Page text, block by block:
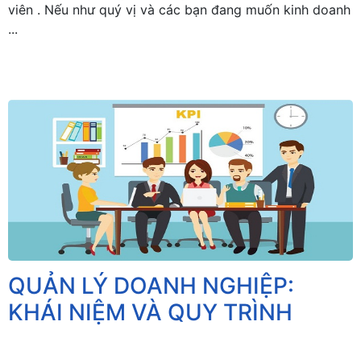
viên . Nếu như quý vị và các bạn đang muốn kinh doanh
...
QUẢN LÝ DOANH NGHIỆP:
KHÁI NIỆM VÀ QUY TRÌNH